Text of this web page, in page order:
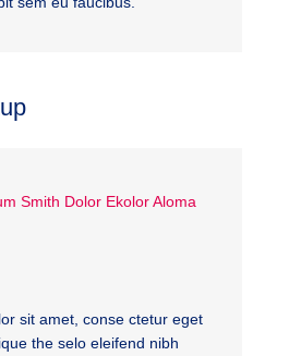
Smith Dolor Ekolor Aloma
sit amet, conse ctetur eget
the selo eleifend nibh